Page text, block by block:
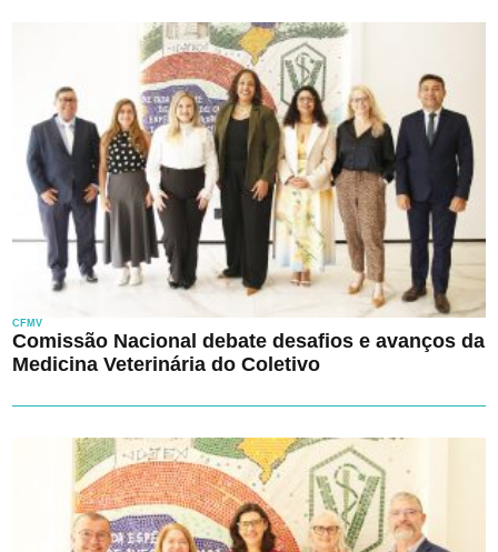
CFMV
Comissão Nacional debate desafios e avanços da
Medicina Veterinária do Coletivo